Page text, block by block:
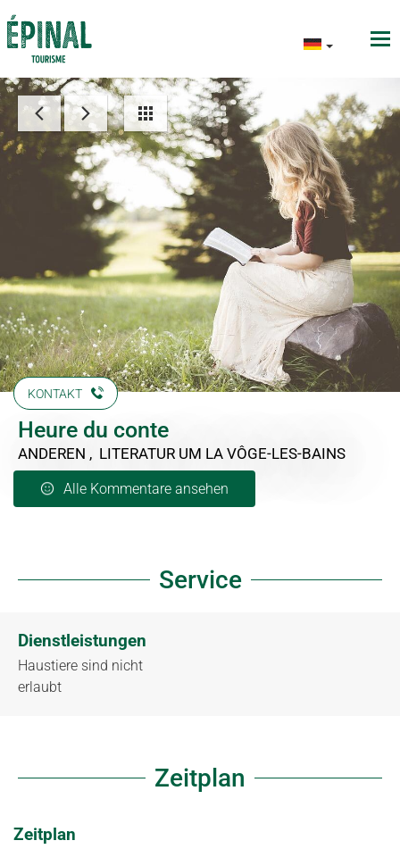
KONTAKT
Heure du conte
ANDEREN , LITERATUR UM LA VÔGE-LES-BAINS
Alle Kommentare ansehen
Service
Dienstleistungen
Haustiere sind nicht
erlaubt
Zeitplan
Zeitplan